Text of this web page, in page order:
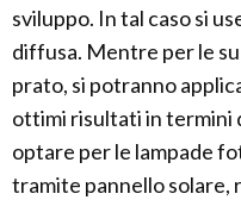
sviluppo. In tal caso si
diffusa. Mentre per le
prato, si potranno
ottimi risultati in termini
optare per le lampade
tramite pannello solare,